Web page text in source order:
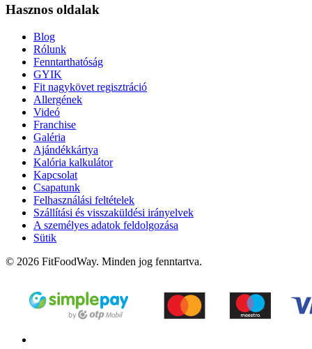
Hasznos oldalak
Blog
Rólunk
Fenntarthatóság
GYIK
Fit nagykövet regisztráció
Allergének
Videó
Franchise
Galéria
Ajándékkártya
Kalória kalkulátor
Kapcsolat
Csapatunk
Felhasználási feltételek
Szállítási és visszaküldési irányelvek
A személyes adatok feldolgozása
Sütik
© 2026 FitFoodWay. Minden jog fenntartva.